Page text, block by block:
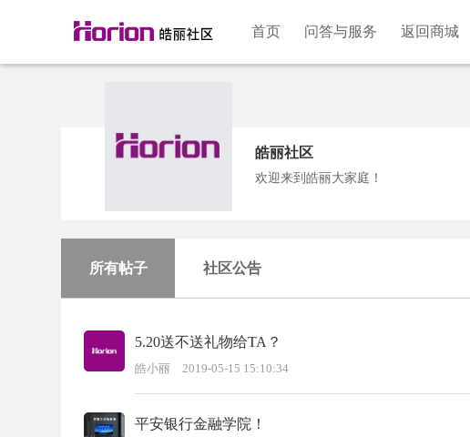
首页 问答与服务 返回商城
皓丽社区
欢迎来到皓丽大家庭！
所有帖子 社区公告
5.20送不送礼物给TA？
皓小丽 2019-05-15 15:10:34
平安银行金融学院！